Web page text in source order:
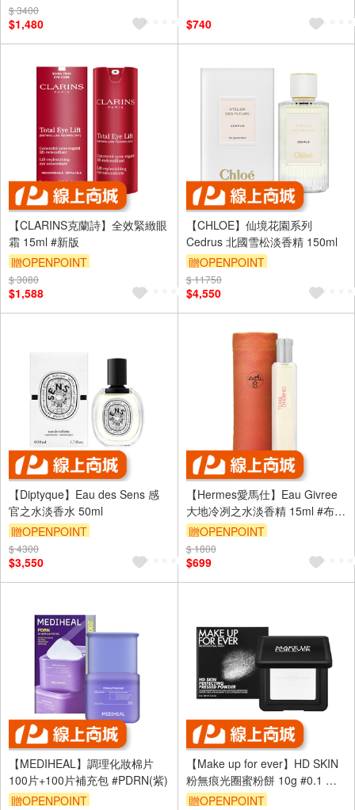
訂單滿 2000 元折抵 100元
（運費不算在 2000 元的範圍
內）
$ 3400
$1,480
（運費不算在 2000 元的範圍
內）
$740
【CLARINS克蘭詩】全效緊緻眼
霜 15ml #新版
贈OPENPOINT
訂單滿 2000 元折抵 100元
（運費不算在 2000 元的範圍
內）
$ 3080
$1,588
【CHLOE】仙境花園系列
Cedrus 北國雪松淡香精 150ml
贈OPENPOINT
訂單滿 2000 元折抵 100元
（運費不算在 2000 元的範圍
內）
$ 11750
$4,550
【Diptyque】Eau des Sens 感
官之水淡香水 50ml
贈OPENPOINT
訂單滿 2000 元折抵 100元
（運費不算在 2000 元的範圍
內）
$ 4300
$3,550
【Hermes愛馬仕】Eau Givree
大地冷冽之水淡香精 15ml #布袋
裝
贈OPENPOINT
訂單滿 2000 元折抵 100元
（運費不算在 2000 元的範圍
內）
$ 1800
$699
【MEDIHEAL】調理化妝棉片
100片+100片補充包 #PDRN(紫)
贈OPENPOINT
【Make up for ever】HD SKIN
粉無痕光圈蜜粉餅 10g #0.1 透
明色
贈OPENPOINT